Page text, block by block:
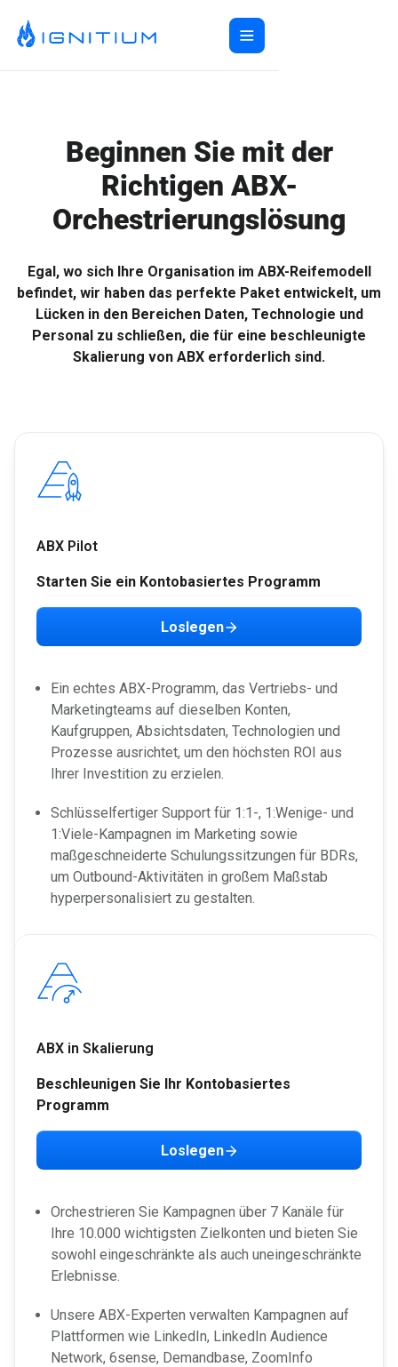
ABX Orchestration® Overview
Ignitium App
ABXaaS
Features
Features Overview
Buyer Group Intent
Web Personalization
Buyer Group Ads
Creative Services
Content Syndication
Ecosystem
Ecosystem Overview
Folloze
Bombora
Demandbase
ZoomInfo
Pathfactory
Pricing
Contact
Careers
Login
Book a Demo
Beginnen Sie mit der
Richtigen ABX-
Orchestrierungslösung
Egal, wo sich Ihre Organisation im ABX-Reifemodell
befindet, wir haben das perfekte Paket entwickelt, um
Lücken in den Bereichen Daten, Technologie und
Personal zu schließen, die für eine beschleunigte
Skalierung von ABX erforderlich sind.
ABX Pilot
Starten Sie ein Kontobasiertes Programm
Loslegen
Ein echtes ABX-Programm, das Vertriebs- und
Marketingteams auf dieselben Konten,
Kaufgruppen, Absichtsdaten, Technologien und
Prozesse ausrichtet, um den höchsten ROI aus
Ihrer Investition zu erzielen.
Schlüsselfertiger Support für 1:1-, 1:Wenige- und
1:Viele-Kampagnen im Marketing sowie
maßgeschneiderte Schulungssitzungen für BDRs,
um Outbound-Aktivitäten in großem Maßstab
hyperpersonalisiert zu gestalten.
ABX in Skalierung
Beschleunigen Sie Ihr Kontobasiertes
Programm
Loslegen
Orchestrieren Sie Kampagnen über 7 Kanäle für
Ihre 10.000 wichtigsten Zielkonten und bieten Sie
sowohl eingeschränkte als auch uneingeschränkte
Erlebnisse.
Unsere ABX-Experten verwalten Kampagnen auf
Plattformen wie LinkedIn, LinkedIn Audience
Network, 6sense, Demandbase, ZoomInfo